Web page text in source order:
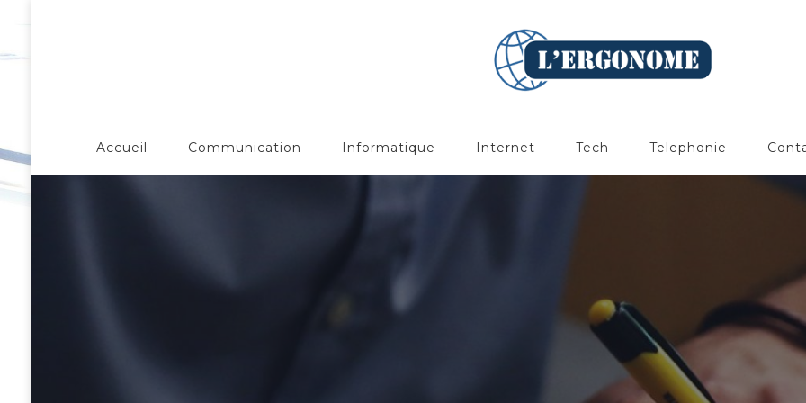
Accueil Communication Informatique Internet Tech Telephonie